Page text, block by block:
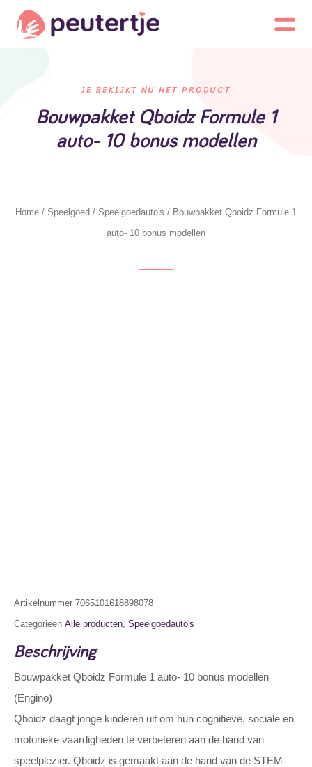
JE BEKIJKT NU HET PRODUCT
Bouwpakket Qboidz Formule 1
auto- 10 bonus modellen
Home / Speelgoed / Speelgoedauto's / Bouwpakket Qboidz Formule 1
auto- 10 bonus modellen
Artikelnummer 7065101618898078
Categorieën Alle producten, Speelgoedauto's
Beschrijving
Bouwpakket Qboidz Formule 1 auto- 10 bonus modellen
(Engino)
Qboidz daagt jonge kinderen uit om hun cognitieve, sociale en
motorieke vaardigheden te verbeteren aan de hand van
speelplezier. Qboidz is gemaakt aan de hand van de STEM-